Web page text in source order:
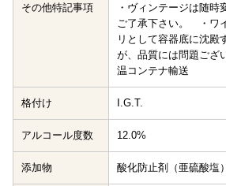
その他特記事項
・ヴィンテージは随時
ご了承下さい。 ・ワ
リとして容器底に沈殿
が、品質には問題ご
温コンテナ輸送
格付け I.G.T.
アルコール度数 12.0%
添加物 酸化防止剤（亜硫酸塩）